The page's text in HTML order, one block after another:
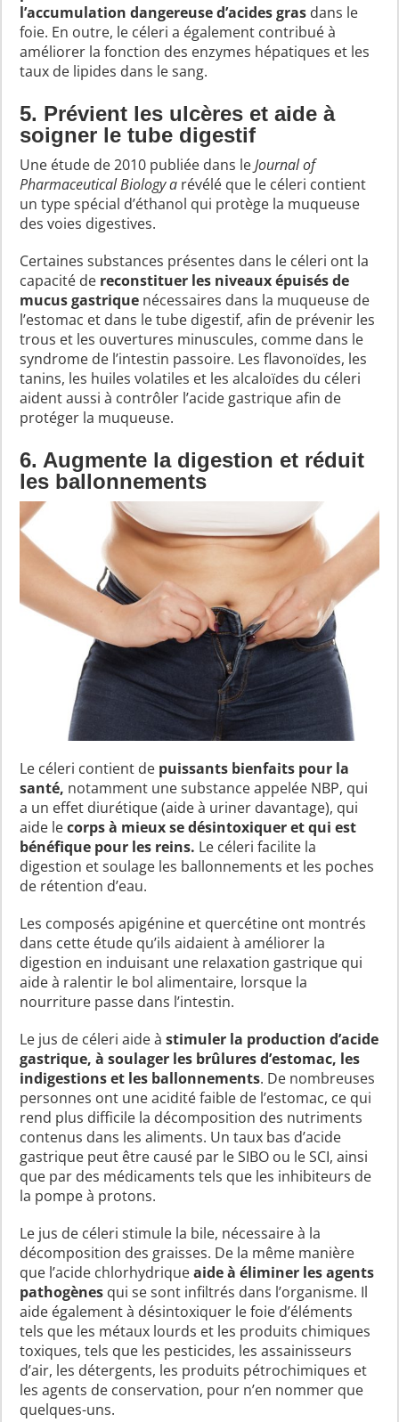
l’accumulation dangereuse d’acides gras dans le
foie. En outre, le céleri a également contribué à
améliorer la fonction des enzymes hépatiques et les
taux de lipides dans le sang.
5. Prévient les ulcères et aide à
soigner le tube digestif
Une étude de 2010 publiée dans leJournal of
Pharmaceutical Biology a révélé que le céleri contient
un type spécial d’éthanol qui protège la muqueuse
des voies digestives.
Certaines substances présentes dans le céleri ont la
capacité de reconstituer les niveaux épuisés de
mucus gastrique nécessaires dans la muqueuse de
l’estomac et dans le tube digestif, afin de prévenir les
trous et les ouvertures minuscules, comme dans le
syndrome de l’intestin passoire. Les flavonoïdes, les
tanins, les huiles volatiles et les alcaloïdes du céleri
aident aussi à contrôler l’acide gastrique afin de
protéger la muqueuse.
6. Augmente la digestion et réduit
les ballonnements
Le céleri contient de puissants bienfaits pour la
santé, notamment une substance appelée NBP, qui
a un effet diurétique (aide à uriner davantage), qui
aide lecorps à mieux se désintoxiquer et qui est
bénéfique pour les reins. Le céleri facilite la
digestion et soulage les ballonnements et les poches
de rétention d’eau.
Les composés apigénine et quercétine ont montrés
dans cette étude qu’ils aidaient à améliorer la
digestion en induisant une relaxation gastrique qui
aide à ralentir le bol alimentaire, lorsque la
nourriture passe dans l’intestin.
Le jus de céleri aide àstimuler la production d’acide
gastrique, à soulager les brûlures d’estomac, les
indigestions et les ballonnements. De nombreuses
personnes ont une acidité faible de l’estomac, ce qui
rend plus difficile la décomposition des nutriments
contenus dans les aliments. Un taux bas d’acide
gastrique peut être causé par le SIBO ou le SCI, ainsi
que par des médicaments tels que les inhibiteurs de
la pompe à protons.
Le jus de céleri stimule la bile, nécessaire à la
décomposition des graisses. De la même manière
que l’acide chlorhydriqueaide à éliminer les agents
pathogènes qui se sont infiltrés dans l’organisme. Il
aide également à désintoxiquer le foie d’éléments
tels que les métaux lourds et les produits chimiques
toxiques, tels que les pesticides, les assainisseurs
d’air, les détergents, les produits pétrochimiques et
les agents de conservation, pour n’en nommer que
quelques-uns.